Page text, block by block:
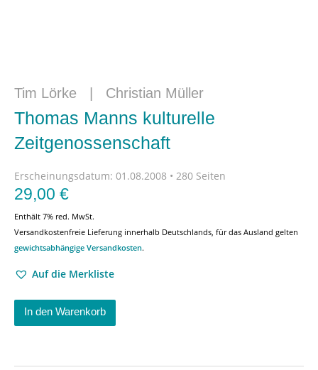
Tim Lörke Christian Müller
Thomas Manns kulturelle
Zeitgenossenschaft
Erscheinungsdatum: 01.08.2008 • 280 Seiten
29,00 €
Enthält 7% red. MwSt.
Versandkostenfreie Lieferung innerhalb Deutschlands, für das Ausland gelten
gewichtsabhängige Versandkosten.
Auf die Merkliste
In den Warenkorb